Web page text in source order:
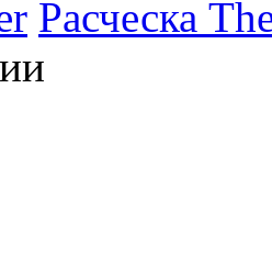
Расческа